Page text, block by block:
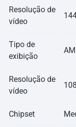
Resolução de
vídeo
Tipo de
exibição
Resolução de
vídeo
Chipset